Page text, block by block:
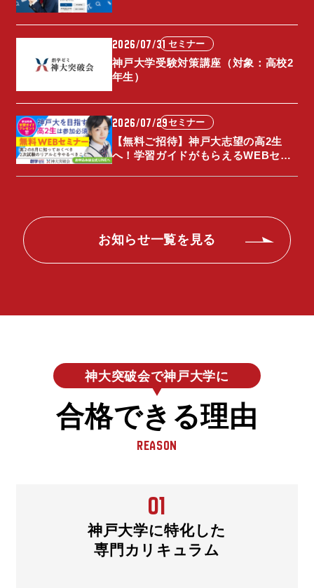
2026/07/31 セミナー
神戸大学受験対策講座（対象：高校2
年生）
2026/07/29セミナー
【無料ご招待】神戸大志望の高2生
へ！学習ガイドがもらえるWEBセミ
お知らせ一覧を見る
神大突破会で神戸大学に
合格できる理由
REASON
01
神戸大学に特化した
専門カリキュラム